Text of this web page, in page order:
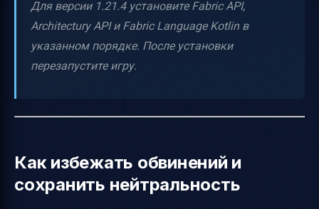
Для версии 1.21.4 установите Fabric API,
Architectury API и Fabric Language Kotlin в
указанном порядке. После установки
перезапустите игру.
Как избежать обвинений и
сохранить нейтральность